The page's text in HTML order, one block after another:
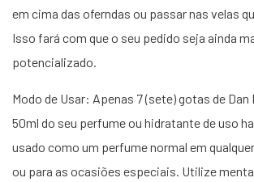
em cima das oferndas ou passar nas velas
Isso fará com que o seu pedido seja ainda
potencializado.
Modo de Usar: Apenas 7 (sete) gotas de Dan
50ml do seu perfume ou hidratante de uso
usado como um perfume normal em
ou para as ocasiões especiais. Utilize